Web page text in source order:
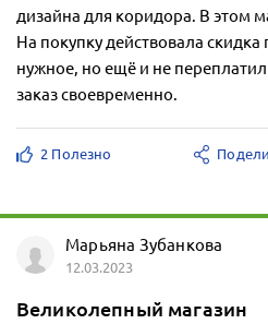
дизайна для коридора. В этом
На покупку действовала
нужное, но ещё и не
заказ своевременно.
2 Полезно
Марьяна Зубанкова
12.03.2023
Великолепный магазин